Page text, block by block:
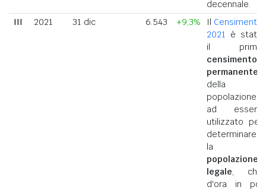
decennale.
III
2021 31 dic 6.543 +9,3% Il Censimento
2021 è stato
il primo
censimento
permanente
della
popolazione
ad essere
utilizzato per
determinare
la
popolazione
legale, che
d'ora in poi